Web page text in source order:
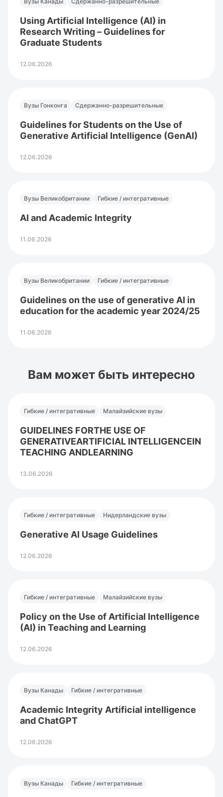
Using Artificial Intelligence (AI) in
Research Writing – Guidelines for
Graduate Students
12.06.2026
Вузы Гонконга Сдержанно-разрешительные
Guidelines for Students on the Use of
Generative Artificial Intelligence (GenAI)
12.06.2026
Вузы Великобритании Гибкие / интегративные
AI and Academic Integrity
11.06.2026
Вузы Великобритании Гибкие / интегративные
Guidelines on the use of generative AI in
education for the academic year 2024/25
11.06.2026
Вам может быть интересно
Гибкие / интегративные Малайзийские вузы
GUIDELINES FORTHE USE OF
GENERATIVEARTIFICIAL INTELLIGENCEIN
TEACHING ANDLEARNING
13.06.2026
Гибкие / интегративные Нидерландские вузы
Generative AI Usage Guidelines
12.06.2026
Гибкие / интегративные Малайзийские вузы
Policy on the Use of Artificial Intelligence
(AI) in Teaching and Learning
12.06.2026
Вузы Канады Гибкие / интегративные
Academic Integrity Artificial intelligence
and ChatGPT
12.06.2026
Вузы Канады Гибкие / интегративные